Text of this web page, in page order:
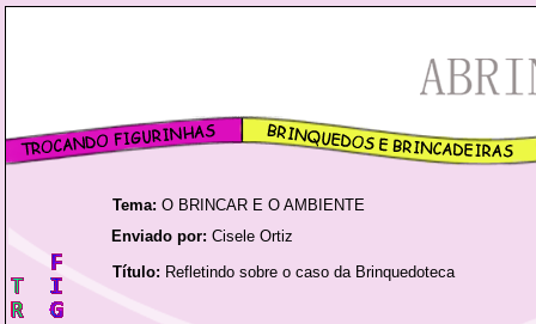
Tema: O BRINCAR E O AMBIENTE
Enviado por: Cisele Ortiz
Título: Refletindo sobre o caso da Brinquedoteca